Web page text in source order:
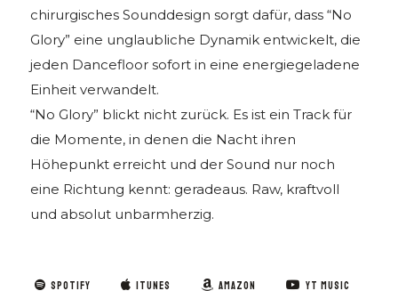
chirurgisches Sounddesign sorgt dafür, dass “No
Glory” eine unglaubliche Dynamik entwickelt, die
jeden Dancefloor sofort in eine energiegeladene
Einheit verwandelt.
“No Glory” blickt nicht zurück. Es ist ein Track für
die Momente, in denen die Nacht ihren
Höhepunkt erreicht und der Sound nur noch
eine Richtung kennt: geradeaus. Raw, kraftvoll
und absolut unbarmherzig.
SPOTIFY ITUNES AMAZON YT MUSIC